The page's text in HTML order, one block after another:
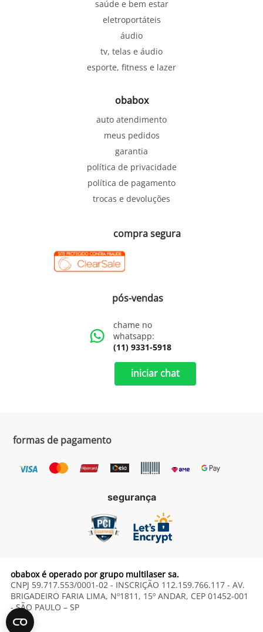
saúde e bem estar
eletroportáteis
áudio
tv, telas e áudio
esporte, fitness e lazer
obabox
auto atendimento
meus pedidos
garantia
política de privacidade
política de pagamento
trocas e devoluções
compra segura
pós-vendas
chame no
whatsapp:
(11) 9331-5918
iniciar chat
formas de pagamento
segurança
obabox é operado por grupo multilaser sa.
CNPJ 59.717.553/0001-02 - INSCRIÇÃO 112.159.766.117 - AV.
BRIGADEIRO FARIA LIMA, Nº1811, 15º ANDAR, CEP 01452-001
- SÃO PAULO – SP